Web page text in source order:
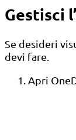
Gestisci
Se desideri
devi fare.
Apri